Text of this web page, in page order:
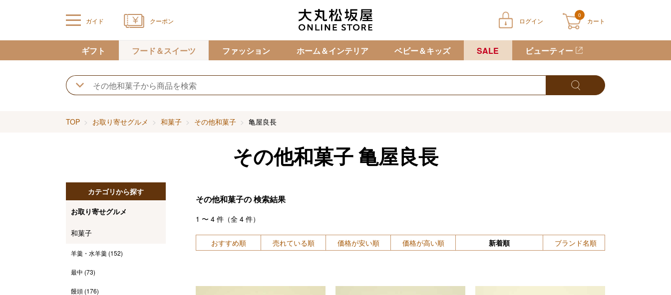
ガイド クーポン ログイン
0
カート
カートに商品が入っていません
ギフト フード＆スイーツ ファッション ホーム＆インテリア ベビー＆キッズ SALE ビューティー
TOP お取り寄せグルメ 和菓子 その他和菓子 亀屋良長
その他和菓子 亀屋良長
その他和菓子の検索結果
1 〜 4 件（全 4 件）
おすすめ順 売れている順 価格が安い順 価格が高い順 新着順 ブランド名順
カテゴリから探す
お取り寄せグルメ
和菓子
羊羹・水羊羹 (152)
最中 (73)
饅頭 (176)